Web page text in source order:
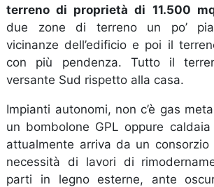
terreno di proprietà di 11.500
due zone di terreno un po’
vicinanze dell’edificio e poi il
con più pendenza. Tutto il
versante Sud rispetto alla casa.
Impianti autonomi, non c’è gas
un bombolone GPL oppure caldaia
attualmente arriva da un consorzio
necessità di lavori di
parti in legno esterne, ante